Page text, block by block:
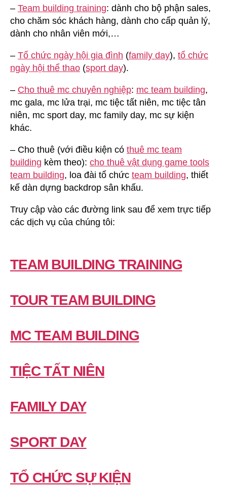
– Team building training: dành cho bộ phận sales,
cho chăm sóc khách hàng, dành cho cấp quản lý,
dành cho nhân viên mới,…
– Tổ chức ngày hội gia đình (family day), tổ chức
ngày hội thể thao (sport day).
– Cho thuê mc chuyên nghiệp: mc team building,
mc gala, mc lửa trại, mc tiệc tất niên, mc tiệc tân
niên, mc sport day, mc family day, mc sự kiện
khác.
– Cho thuê (với điều kiện có thuê mc team
building kèm theo): cho thuê vật dụng game tools
team building, loa đài tổ chức team building, thiết
kế dàn dựng backdrop sân khấu.
Truy cập vào các đường link sau để xem trực tiếp
các dịch vụ của chúng tôi:
TEAM BUILDING TRAINING
TOUR TEAM BUILDING
MC TEAM BUILDING
TIỆC TẤT NIÊN
FAMILY DAY
SPORT DAY
TỔ CHỨC SỰ KIỆN